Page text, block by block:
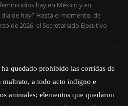
hay en México y en
Hasta el momento, de
de 2026, el Secretariado Ejecutivo
quedado prohibido las corridas de
maltrato, a todo acto indigno e
animales; elementos que quedaron